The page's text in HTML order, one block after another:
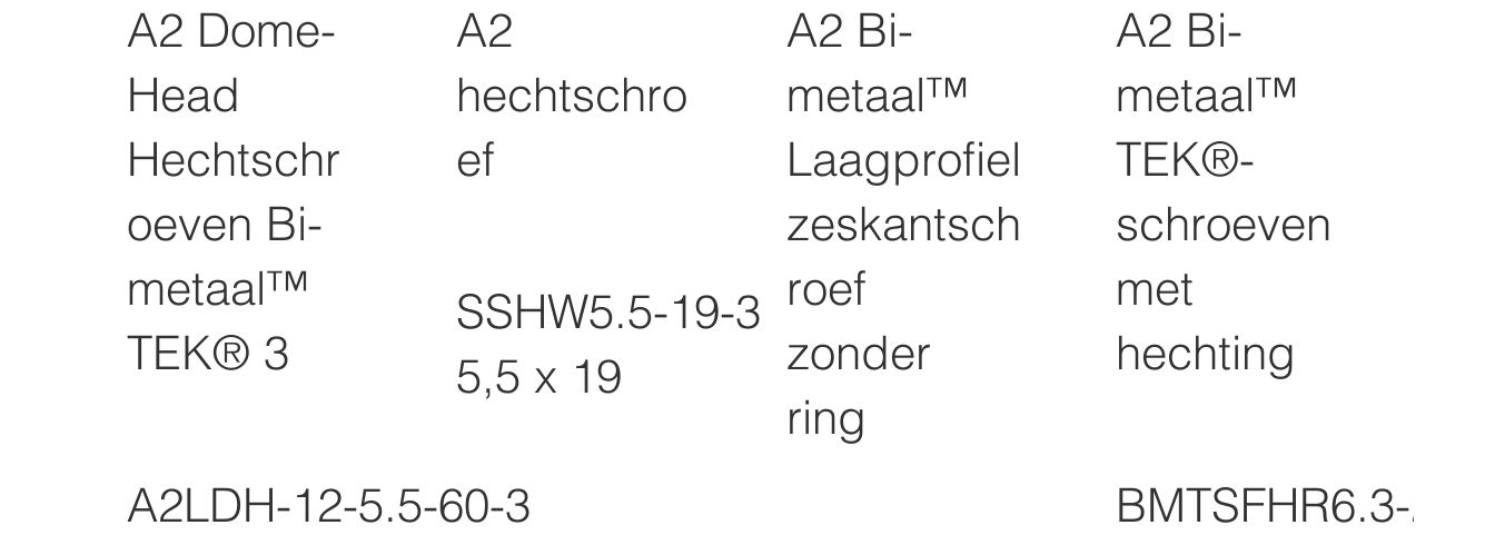
A2 Dome-
Head
Hechtschr
oeven Bi-
metaal™
TEK® 3
A2LDH-12-5.5-60-3
A2
hechtschro
ef
SSHW5.5-19-3
5,5 x 19
A2 Bi-
metaal™
Laagprofiel
zeskantsch
roef
zonder
ring
A2 Bi-
metaal™
TEK®-
schroeven
met
hechting
BMTSFHR6.3-